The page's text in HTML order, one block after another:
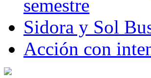
semestre
Sidora y Sol
Acción con